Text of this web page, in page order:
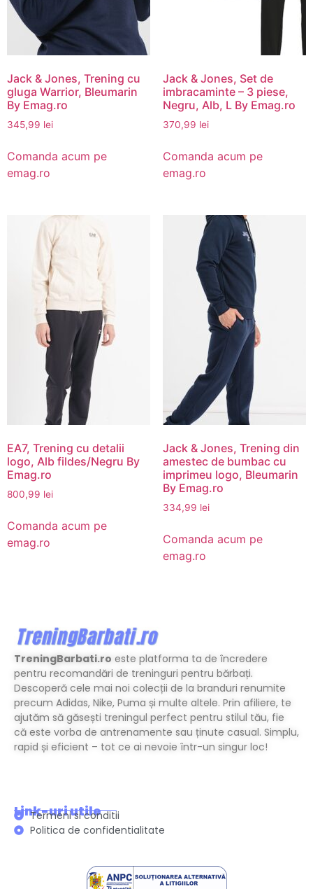
Jack & Jones, Trening cu
gluga Warrior, Bleumarin
By Emag.ro
345,99 lei
Comanda acum pe
emag.ro
Jack & Jones, Set de
imbracaminte – 3 piese,
Negru, Alb, L By Emag.ro
370,99 lei
Comanda acum pe
emag.ro
EA7, Trening cu detalii
logo, Alb fildes/Negru By
Emag.ro
800,99 lei
Comanda acum pe
emag.ro
Jack & Jones, Trening din
amestec de bumbac cu
imprimeu logo, Bleumarin
By Emag.ro
334,99 lei
Comanda acum pe
emag.ro
TreningBarbati.ro este platforma ta de încredere
pentru recomandări de treninguri pentru bărbați.
Descoperă cele mai noi colecții de la branduri renumite
precum Adidas, Nike, Puma și multe altele. Prin afiliere, te
ajutăm să găsești treningul perfect pentru stilul tău, fie
că este vorba de antrenamente sau ținute casual. Simplu,
rapid și eficient – tot ce ai nevoie într-un singur loc!
Link-uri utile
Termeni si conditii
Politica de confidentialitate